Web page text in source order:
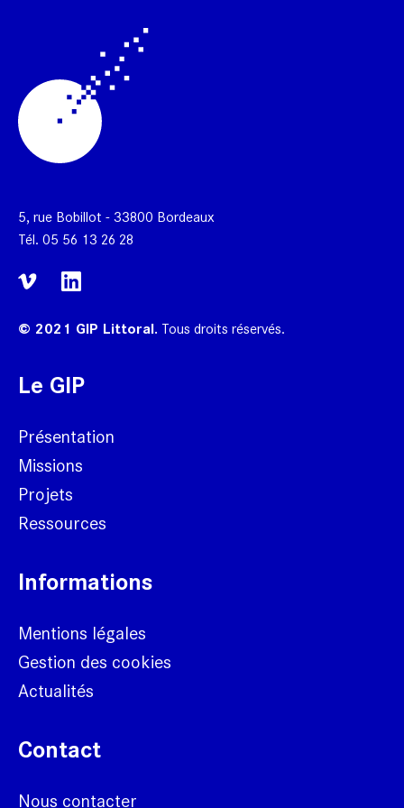
5, rue Bobillot - 33800 Bordeaux
Tél. 05 56 13 26 28
© 2021 GIP Littoral. Tous droits réservés.
Le GIP
Présentation
Missions
Projets
Ressources
Informations
Mentions légales
Gestion des cookies
Actualités
Contact
Nous contacter